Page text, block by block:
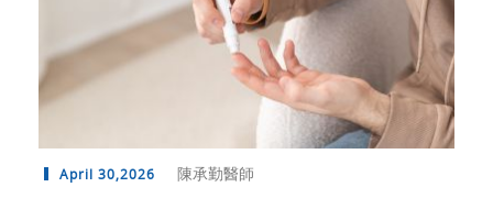
April 30,2026 陳承勤醫師